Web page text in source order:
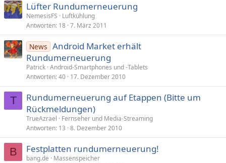
Lüfter Rundumerneuerung
NemesisFS
Luftkühlung
Antworten 18 7. März 2011
News Android Market erhält
Rundumerneuerung
Patrick Android-Smartphones und -Tablets
Antworten 40 17. Dezember 2010
T
Rundumerneuerung auf Etappen (Bitte um
Rückmeldungen)
TrueAzrael
Fernseher und Media-Streaming
Antworten 13 8. Dezember 2010
B Festplatten rundumerneuerung!
bang.de
Massenspeicher